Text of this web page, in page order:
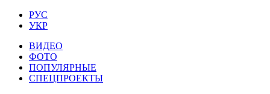
РУС
УКР
ВИДЕО
ФОТО
ПОПУЛЯРНЫЕ
СПЕЦПРОЕКТЫ